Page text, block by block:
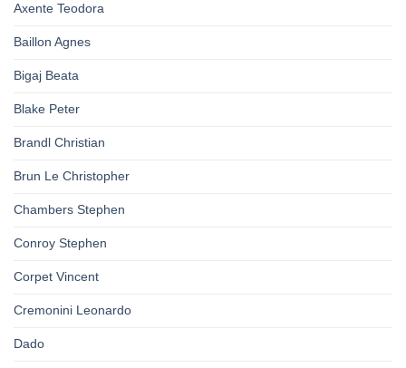
Axente Teodora
Baillon Agnes
Bigaj Beata
Blake Peter
Brandl Christian
Brun Le Christopher
Chambers Stephen
Conroy Stephen
Corpet Vincent
Cremonini Leonardo
Dado